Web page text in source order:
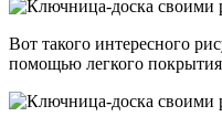
Вот такого интересного
помощью легкого